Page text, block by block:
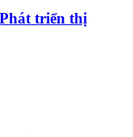
triển thị